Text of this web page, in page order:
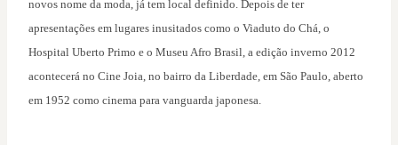
novos nome da moda, já tem local definido. Depois de ter
apresentações em lugares inusitados como o Viaduto do Chá, o
Hospital Uberto Primo e o Museu Afro Brasil, a edição inverno 2012
acontecerá no Cine Joia, no bairro da Liberdade, em São Paulo, aberto
em 1952 como cinema para vanguarda japonesa.